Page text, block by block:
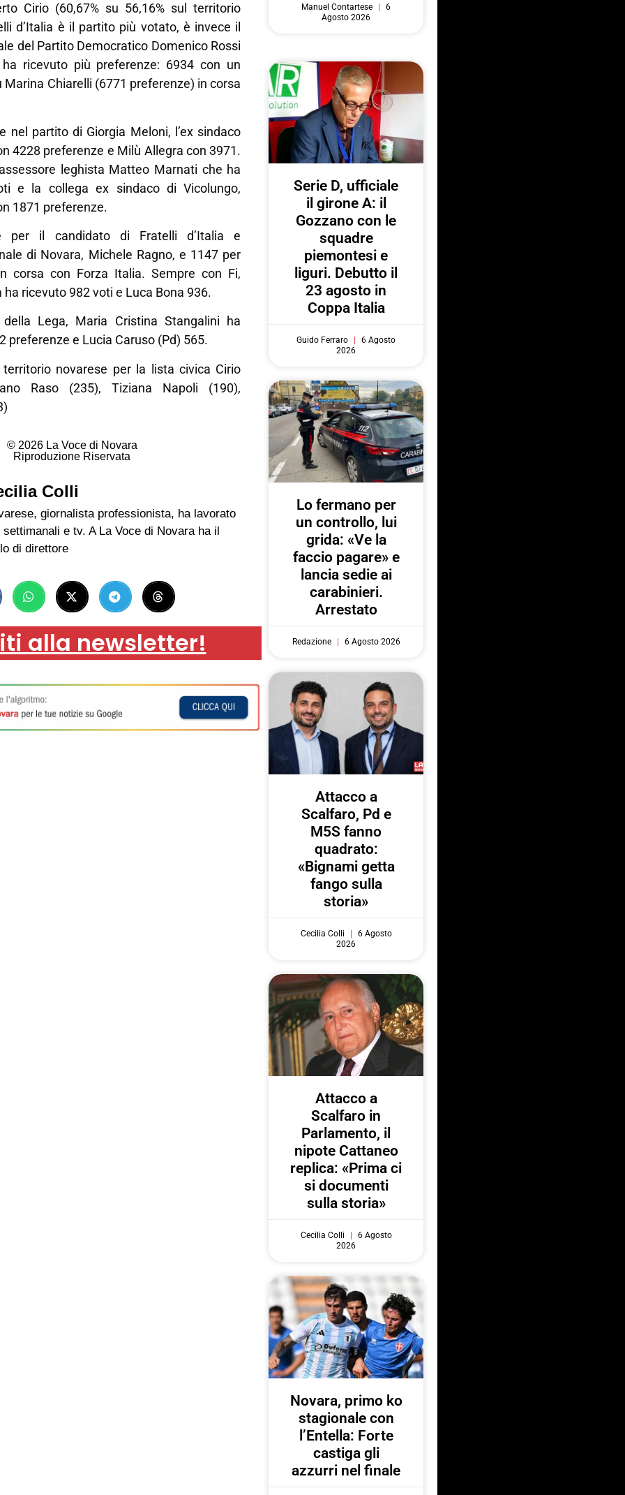
Cirio (60,67% su 56,16% sul territorio
d’Italia è il partito più votato, è invece il
del Partito Democratico Domenico Rossi
ricevuto più preferenze: 6934 con un
Marina Chiarelli (6771 preferenze) in corsa
nel partito di Giorgia Meloni, l’ex sindaco
4228 preferenze e Milù Allegra con 3971.
leghista Matteo Marnati che ha
e la collega ex sindaco di Vicolungo,
1871 preferenze.
per il candidato di Fratelli d’Italia e
di Novara, Michele Ragno, e 1147 per
corsa con Forza Italia. Sempre con Fi,
ricevuto 982 voti e Luca Bona 936.
Lega, Maria Cristina Stangalini ha
preferenze e Lucia Caruso (Pd) 565.
novarese per la lista civica Cirio
Raso (235), Tiziana Napoli (190),
© 2026 La Voce di Novara
Riproduzione Riservata
Colli
giornalista professionista, ha lavorato
settimanali e tv. A La Voce di Novara ha il
di direttore
alla newsletter!
Manuel Contartese
6
Agosto 2026
Serie D, ufficiale
il girone A: il
Gozzano con le
squadre
piemontesi e
liguri. Debutto il
23 agosto in
Coppa Italia
Guido Ferraro
6 Agosto
2026
Lo fermano per
un controllo, lui
grida: «Ve la
faccio pagare» e
lancia sedie ai
carabinieri.
Arrestato
Redazione 6 Agosto 2026
Attacco a
Scalfaro, Pd e
M5S fanno
quadrato:
«Bignami getta
fango sulla
storia»
Cecilia Colli
6 Agosto
2026
Attacco a
Scalfaro in
Parlamento, il
nipote Cattaneo
replica: «Prima ci
si documenti
sulla storia»
Cecilia Colli
6 Agosto
2026
Novara, primo ko
stagionale con
l’Entella: Forte
castiga gli
azzurri nel finale